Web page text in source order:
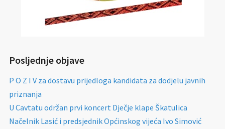
Posljednje objave
P O Z I V za dostavu prijedloga kandidata za dodjelu javnih
priznanja
U Cavtatu održan prvi koncert Dječje klape Škatulica
Načelnik Lasić i predsjednik Općinskog vijeća Ivo Simović